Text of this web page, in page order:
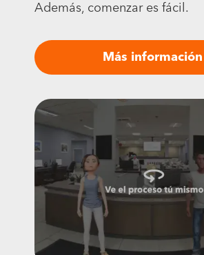
Además, comenzar es fácil.
Más información